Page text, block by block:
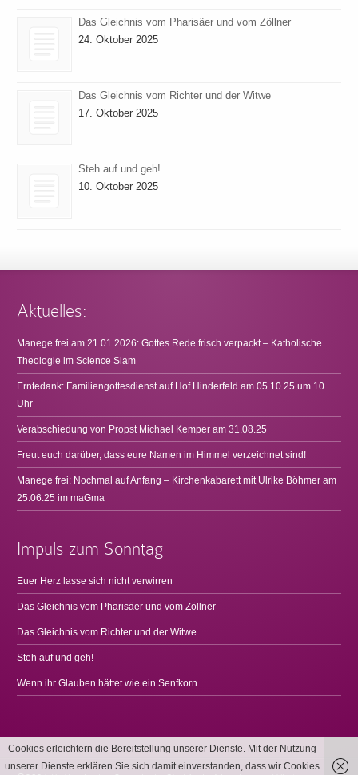
Das Gleichnis vom Pharisäer und vom Zöllner
24. Oktober 2025
Das Gleichnis vom Richter und der Witwe
17. Oktober 2025
Steh auf und geh!
10. Oktober 2025
Aktuelles:
Manege frei am 21.01.2026: Gottes Rede frisch verpackt – Katholische
Theologie im Science Slam
Erntedank: Familiengottesdienst auf Hof Hinderfeld am 05.10.25 um 10
Uhr
Verabschiedung von Propst Michael Kemper am 31.08.25
Freut euch darüber, dass eure Namen im Himmel verzeichnet sind!
Manege frei: Nochmal auf Anfang – Kirchenkabarett mit Ulrike Böhmer am
25.06.25 im maGma
Impuls zum Sonntag
Euer Herz lasse sich nicht verwirren
Das Gleichnis vom Pharisäer und vom Zöllner
Das Gleichnis vom Richter und der Witwe
Steh auf und geh!
Wenn ihr Glauben hättet wie ein Senfkorn …
Cookies erleichtern die Bereitstellung unserer Dienste. Mit der Nutzung
unserer Dienste erklären Sie sich damit einverstanden, dass wir Cookies